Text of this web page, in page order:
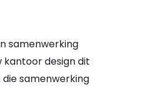
samenwerking
kantoor design dit
samenwerking